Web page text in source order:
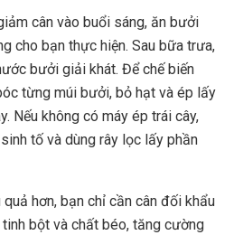
cân vào buổi sáng, ăn bưởi
cho bạn thực hiện. Sau bữa trưa,
bưởi giải khát. Để chế biến
từng múi bưởi, bỏ hạt và ép lấy
Nếu không có máy ép trái cây,
tố và dùng rây lọc lấy phần
hơn, bạn chỉ cần cân đối khẩu
bột và chất béo, tăng cường